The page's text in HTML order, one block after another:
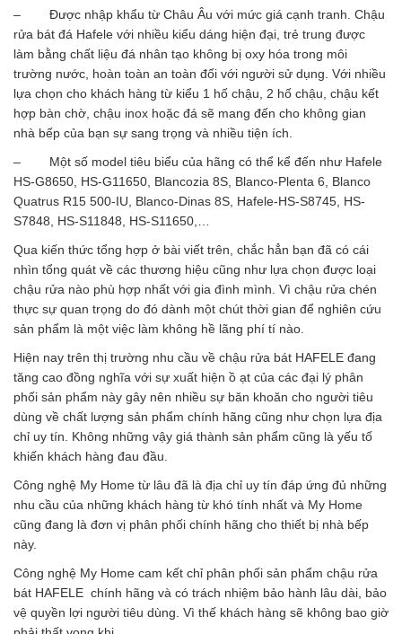
– Được nhập khẩu từ Châu Âu với mức giá cạnh tranh. Chậu
rửa bát đá Hafele với nhiều kiểu dáng hiện đại, trẻ trung được
làm bằng chất liệu đá nhân tạo không bị oxy hóa trong môi
trường nước, hoàn toàn an toàn đối với người sử dụng. Với nhiều
lựa chọn cho khách hàng từ kiểu 1 hố chậu, 2 hố chậu, chậu kết
hợp bàn chờ, chậu inox hoặc đá sẽ mang đến cho không gian
nhà bếp của bạn sự sang trọng và nhiều tiện ích.
– Một số model tiêu biểu của hãng có thể kể đến như Hafele
HS-G8650, HS-G11650, Blancozia 8S, Blanco-Plenta 6, Blanco
Quatrus R15 500-IU, Blanco-Dinas 8S, Hafele-HS-S8745, HS-
S7848, HS-S11848, HS-S11650,…
Qua kiến thức tổng hợp ở bài viết trên, chắc hẳn bạn đã có cái
nhìn tổng quát về các thương hiệu cũng như lựa chọn được loại
chậu rửa nào phù hợp nhất với gia đình mình. Vì chậu rửa chén
thực sự quan trọng do đó dành một chút thời gian để nghiên cứu
sản phẩm là một việc làm không hề lãng phí tí nào.
Hiện nay trên thị trường nhu cầu về chậu rửa bát HAFELE đang
tăng cao đồng nghĩa với sự xuất hiện ồ ạt của các đại lý phân
phối sản phẩm này gây nên nhiều sự băn khoăn cho người tiêu
dùng về chất lượng sản phẩm chính hãng cũng như chọn lựa địa
chỉ uy tín. Không những vậy giá thành sản phẩm cũng là yếu tố
khiến khách hàng đau đầu.
Công nghệ My Home từ lâu đã là địa chỉ uy tín đáp ứng đủ những
nhu cầu của những khách hàng từ khó tính nhất và My Home
cũng đang là đơn vị phân phối chính hãng cho thiết bị nhà bếp
này.
Công nghệ My Home cam kết chỉ phân phối sản phẩm chậu rửa
bát HAFELE chính hãng và có trách nhiệm bảo hành lâu dài, bảo
vệ quyền lợi người tiêu dùng. Vì thế khách hàng sẽ không bao giờ